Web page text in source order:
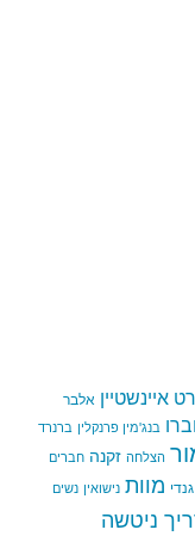
איינשטיין אלבר
בנג'מין פרנקלין ברנרד
הצלחה זקנה חברים
מוות נישואין נשים
ניטשה